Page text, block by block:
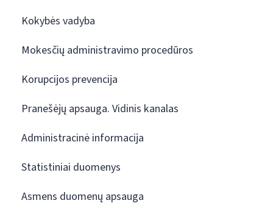
Kokybės vadyba
Mokesčių administravimo procedūros
Korupcijos prevencija
Pranešėjų apsauga. Vidinis kanalas
Administracinė informacija
Statistiniai duomenys
Asmens duomenų apsauga